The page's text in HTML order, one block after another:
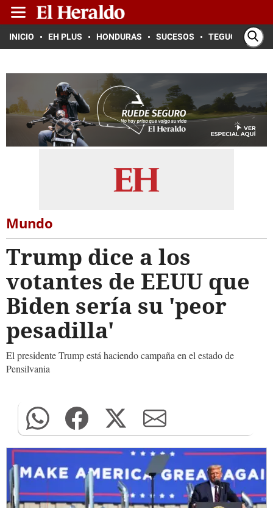
INICIO EH PLUS HONDURAS SUCESOS TEGUCIGALPA
Mundo
Trump dice a los
votantes de EEUU que
Biden sería su 'peor
pesadilla'
El presidente Trump está haciendo campaña en el estado de
Pensilvania